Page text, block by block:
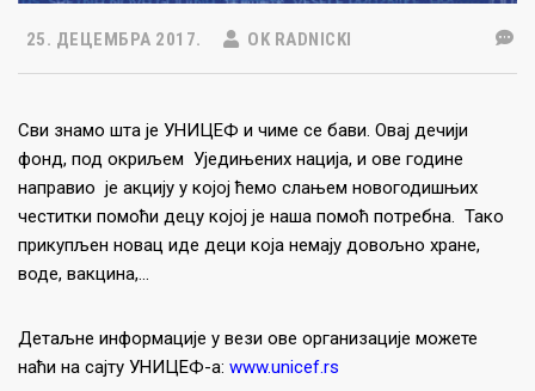
25. ДЕЦЕМБРА 2017. OK RADNICKI
Сви знамо шта је УНИЦЕФ и чиме се бави. Овај дечији
фонд, под окриљем Уједињених нација, и ове године
направио је акцију у којој ћемо слањем новогодишњих
честитки помоћи децу којој је наша помоћ потребна. Тако
прикупљен новац иде деци која немају довољно хране,
воде, вакцина,…
Детаљне информације у вези ове организације можете
наћи на сајту УНИЦЕФ-а: www.unicef.rs